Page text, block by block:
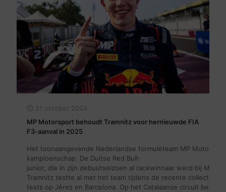
21 oktober 2024
MP Motorsport behoudt Tramnitz voor hernieuwde FIA
F3-aanval in 2025
Het toonaangevende Nederlandse formuleteam MP
kampioenschap. De Duitse Red Bull-
junior, die in zijn debuutseizoen al racewinnaar werd bij MP,
Tramnitz testte al met het team tijdens de recente collectieve
tests op Jérez en Barcelona. Op het Catalaanse circuit